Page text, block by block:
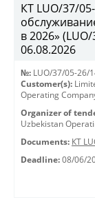
КТ LUO/37/
в 2026»
06.08.2026
№: LUO/37/05-26/
Customer(s):
Operating
Organizer of
Uzbekistan
Documents: КТ
Deadline: 08/06/